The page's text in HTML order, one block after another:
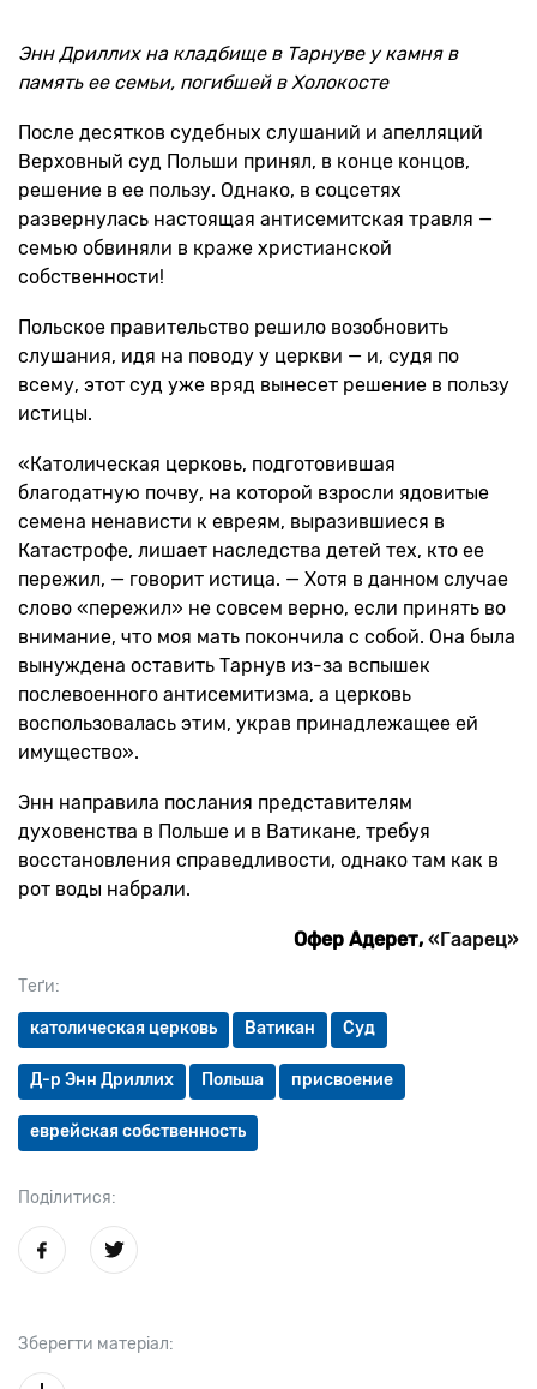
Теґи:
католическая церковь Ватикан Суд
Д-р Энн Дриллих Польша присвоение
еврейская собственность
Поділитися:
Зберегти матеріал:
Энн Дриллих на кладбище в Тарнуве у камня в
память ее семьи, погибшей в Холокосте
После десятков судебных слушаний и апелляций
Верховный суд Польши принял, в конце концов,
решение в ее пользу. Однако, в соцсетях
развернулась настоящая антисемитская травля —
семью обвиняли в краже христианской
собственности!
Польское правительство решило возобновить
слушания, идя на поводу у церкви — и, судя по
всему, этот суд уже вряд вынесет решение в пользу
истицы.
«Католическая церковь, подготовившая
благодатную почву, на которой взросли ядовитые
семена ненависти к евреям, выразившиеся в
Катастрофе, лишает наследства детей тех, кто ее
пережил, — говорит истица. — Хотя в данном случае
слово «пережил» не совсем верно, если принять во
внимание, что моя мать покончила с собой. Она была
вынуждена оставить Тарнув из-за вспышек
послевоенного антисемитизма, а церковь
воспользовалась этим, украв принадлежащее ей
имущество».
Энн направила послания представителям
духовенства в Польше и в Ватикане, требуя
восстановления справедливости, однако там как в
рот воды набрали.
Офер Адерет, «Гаарец»